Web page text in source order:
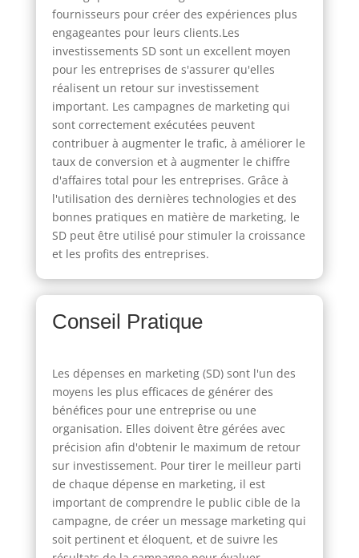
fournisseurs pour créer des expériences plus
engageantes pour leurs clients.Les
investissements SD sont un excellent moyen
pour les entreprises de s'assurer qu'elles
réalisent un retour sur investissement
important. Les campagnes de marketing qui
sont correctement exécutées peuvent
contribuer à augmenter le trafic, à améliorer le
taux de conversion et à augmenter le chiffre
d'affaires total pour les entreprises. Grâce à
l'utilisation des dernières technologies et des
bonnes pratiques en matière de marketing, le
SD peut être utilisé pour stimuler la croissance
et les profits des entreprises.
Conseil Pratique
Les dépenses en marketing (SD) sont l'un des
moyens les plus efficaces de générer des
bénéfices pour une entreprise ou une
organisation. Elles doivent être gérées avec
précision afin d'obtenir le maximum de retour
sur investissement. Pour tirer le meilleur parti
de chaque dépense en marketing, il est
important de comprendre le public cible de la
campagne, de créer un message marketing qui
soit pertinent et éloquent, et de suivre les